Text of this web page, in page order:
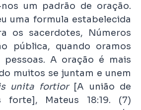
um padrão de oração.
uma formula estabelecida
os sacerdotes, Números
pública, quando oramos
pessoas. A oração é mais
muitos se juntam e unem
unita fortior[A união de
Mateus 18:19. (7)